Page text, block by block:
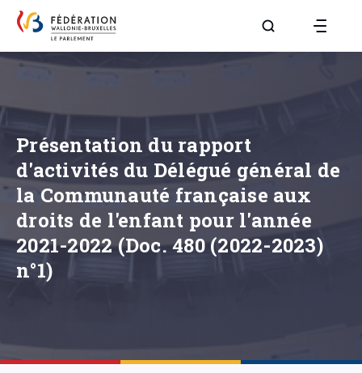
Aller à la page
Présentation du rapport
d'activités du Délégué général de
la Communauté française aux
droits de l'enfant pour l'année
2021-2022 (Doc. 480 (2022-2023)
n°1)